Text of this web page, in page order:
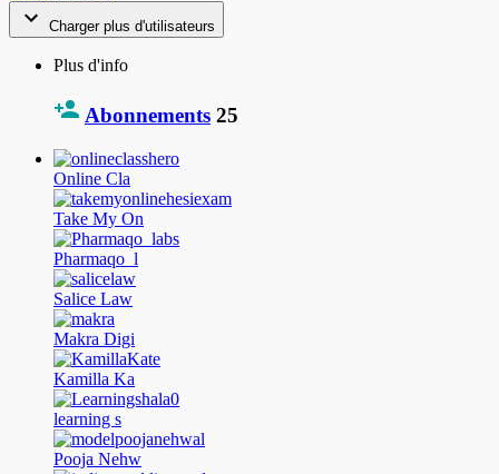
Charger plus d'utilisateurs
Plus d'info
Abonnements 25
Online Cla
Take My On
Pharmaqo_l
Salice Law
Makra Digi
Kamilla Ka
learning s
Pooja Nehw